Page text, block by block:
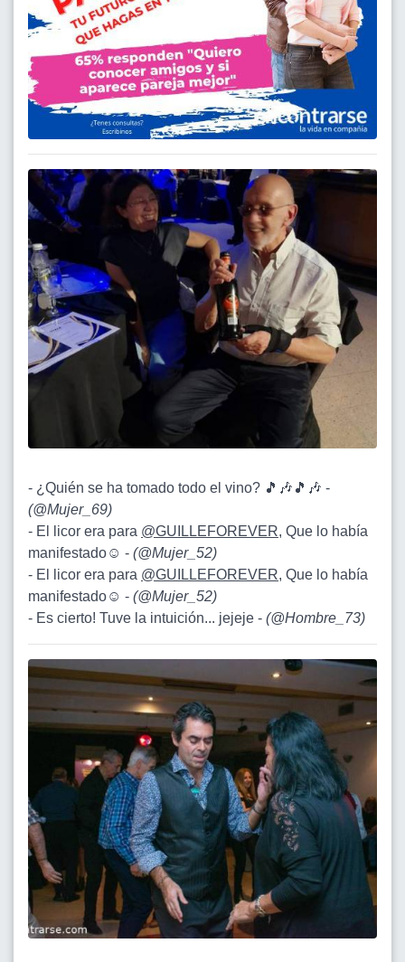
- ¿Quién se ha tomado todo el vino? 🎵🎶🎵🎶 -
(@Mujer_69)
- El licor era para @GUILLEFOREVER, Que lo había
manifestado☺️ - (@Mujer_52)
- El licor era para @GUILLEFOREVER, Que lo había
manifestado☺️ - (@Mujer_52)
- Es cierto! Tuve la intuición... jejeje - (@Hombre_73)